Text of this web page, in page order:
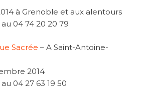
à Grenoble et aux alentours
04 74 20 20 79
Sacrée – A Saint-Antoine-
2014
04 27 63 19 50